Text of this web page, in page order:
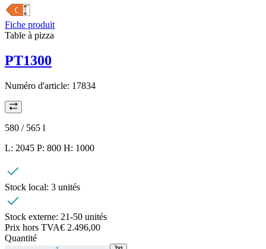
Fiche produit
Table à pizza
PT1300
Numéro d'article: 17834
580 / 565 l
L: 2045 P: 800 H: 1000
Stock local: 3 unités
Stock externe: 21-50 unités
Prix hors TVA€ 2.496,00
Quantité